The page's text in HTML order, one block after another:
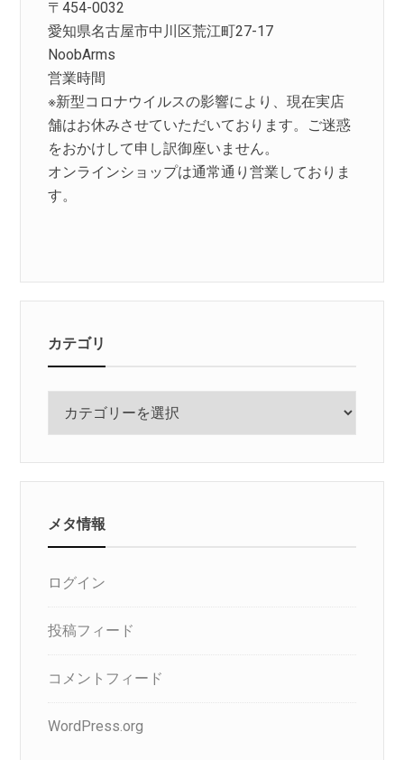
〒454-0032
愛知県名古屋市中川区荒江町27-17
NoobArms
営業時間
※新型コロナウイルスの影響により、現在実店
舗はお休みさせていただいております。ご迷惑
をおかけして申し訳御座いません。
オンラインショップは通常通り営業しておりま
す。
カテゴリ
メタ情報
ログイン
投稿フィード
コメントフィード
WordPress.org